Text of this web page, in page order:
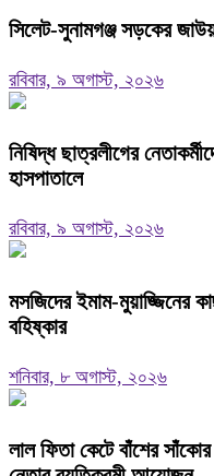
‎সিলেট-সুনামগঞ্জ সড়কের
রবিবার, ৯ অগাস্ট, ২০২৬
নিষিদ্ধ ছাত্রলীগের
হাসপাতালে
রবিবার, ৯ অগাস্ট, ২০২৬
মসজিদের ইমাম-মুয়াজ্জিনের
বহিষ্কার
শনিবার, ৮ অগাস্ট, ২০২৬
‎লাল ফিতা কেটে বাঁশের